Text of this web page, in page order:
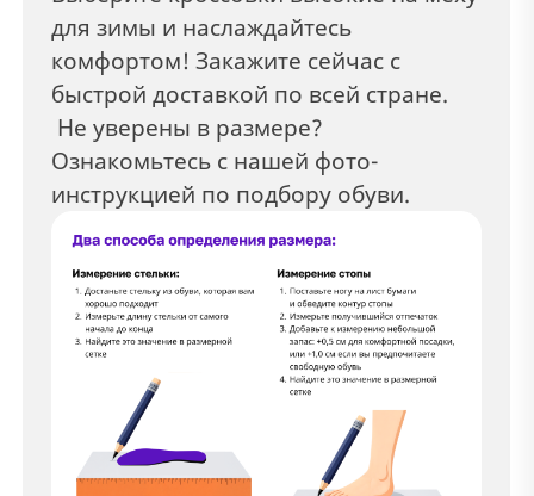
для зимы и наслаждайтесь
комфортом! Закажите сейчас с
быстрой доставкой по всей стране.
Не уверены в размере?
Ознакомьтесь с нашей фото-
инструкцией по подбору обуви.